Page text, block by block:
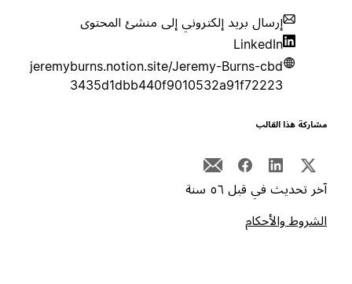
إرسال بريد إلكتروني إلى منشئ المحتوى
LinkedIn
jeremyburns.notion.site/Jeremy-Burns-cbd
3435d1dbb440f9010532a91f72223
هذا القالب
تحديث في قبل ٥٦ سنة
والأحكام